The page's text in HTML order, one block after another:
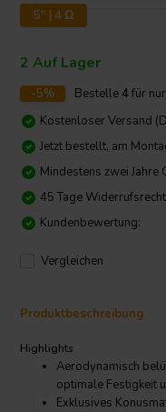
5" | 4 Ω
2 Auf Lager
-5% Bestelle4 für nur
Kostenloser Versand
Jetzt bestellt, am
Mindestens zwei Jahre
45 Tage Widerrufsrecht
Kundenbewertung:
Vergleichen
Produktbeschreibung
Highlights
Aerodynamisch
optimale Festigkeit
Exklusives